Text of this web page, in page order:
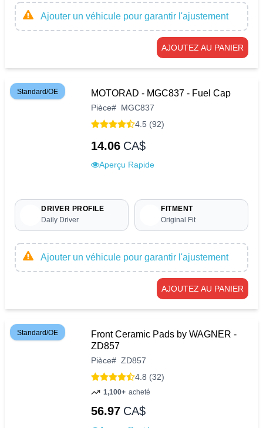
Ajouter un véhicule pour garantir l'ajustement
AJOUTEZ AU PANIER
Standard/OE MOTORAD - MGC837 - Fuel Cap
Pièce# MGC837
4.5 (92)
14.06 CA$
Aperçu Rapide
DRIVER PROFILE
Daily Driver
FITMENT
Original Fit
Ajouter un véhicule pour garantir l'ajustement
AJOUTEZ AU PANIER
Standard/OE
Front Ceramic Pads by WAGNER -
ZD857
Pièce# ZD857
4.8 (32)
1,100+ acheté
56.97 CA$